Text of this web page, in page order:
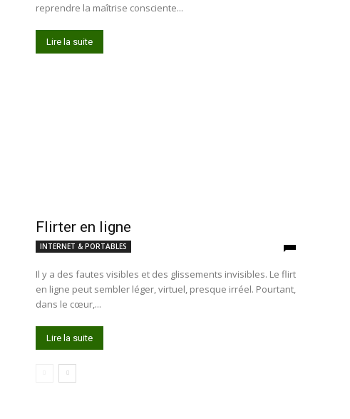
reprendre la maîtrise consciente...
Lire la suite
Flirter en ligne
INTERNET & PORTABLES
Il y a des fautes visibles et des glissements invisibles. Le flirt
en ligne peut sembler léger, virtuel, presque irréel. Pourtant,
dans le cœur,...
Lire la suite